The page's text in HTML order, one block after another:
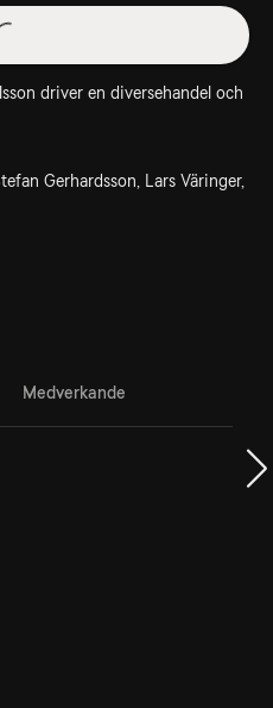
driver en diversehandel och
Gerhardsson, Lars Väringer,
Medverkande